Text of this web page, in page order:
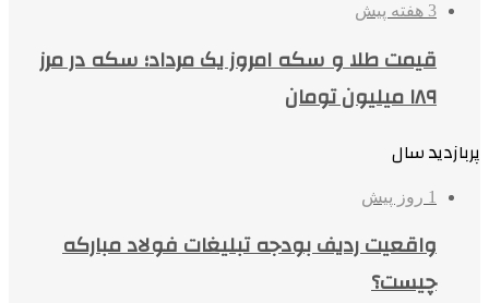
3 هفته پیش
قیمت طلا و سکه امروز یک مرداد؛ سکه در مرز
۱۸۹ میلیون تومان
پربازدید سال
1 روز پیش
واقعیت ردیف بودجه تبلیغات فولاد مبارکه
چیست؟